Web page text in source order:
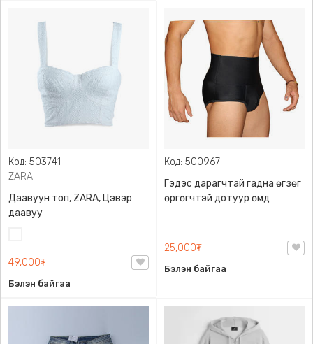
Код: 503741
ZARA
Даавуун топ, ZARA, Цэвэр
даавуу
49,000₮
Бэлэн байгаа
Код: 500967
Гэдэс дарагчтай гадна өгзөг
өргөгчтэй дотуур өмд
25,000₮
Бэлэн байгаа